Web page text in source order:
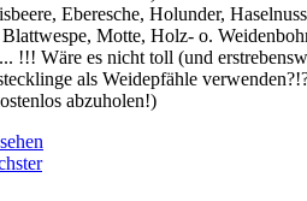
Eberesche, Holunder,
Motte, Holz- o.
!!! Wäre es nicht toll (und
als Weidepfähle
abzuholen!)